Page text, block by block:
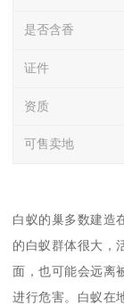
是否含香
证件
资质
可售卖地
白蚁的巢多数建造
的白蚁群体很大，
面，也可能会远离
进行危害。白蚁在